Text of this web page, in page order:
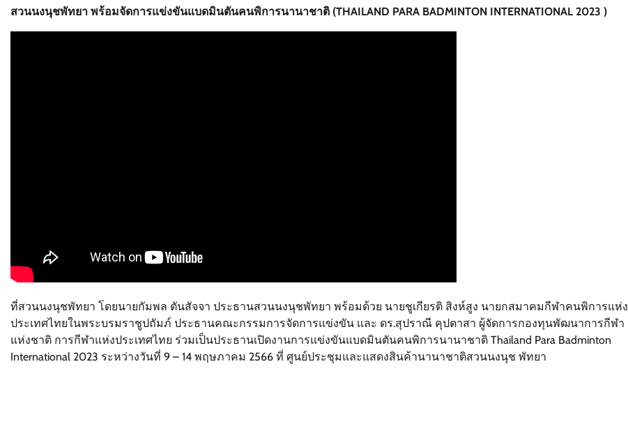
สวนนงนุชพัทยา พร้อมจัดการแข่งขันแบดมินตันคนพิการนานาชาติ (THAILAND PARA BADMINTON INTERNATIONAL 2023 )
ที่สวนนงนุชพัทยา โดยนายกัมพล ตันสัจจา ประธานสวนนงนุชพัทยา พร้อมด้วย นายชูเกียรติ สิงห์สูง นายกสมาคมกีฬาคนพิการแห่ง
ประเทศไทยในพระบรมราชูปถัมภ์ ประธานคณะกรรมการจัดการแข่งขัน และ ดร.สุปราณี คุปตาสา ผู้จัดการกองทุนพัฒนาการกีฬา
แห่งชาติ การกีฬาแห่งประเทศไทย ร่วมเป็นประธานเปิดงานการแข่งขันแบดมินตันคนพิการนานาชาติ Thailand Para Badminton
International 2023 ระหว่างวันที่ 9 – 14 พฤษภาคม 2566 ที่ ศูนย์ประชุมและแสดงสินค้านานาชาติสวนนงนุช พัทยา